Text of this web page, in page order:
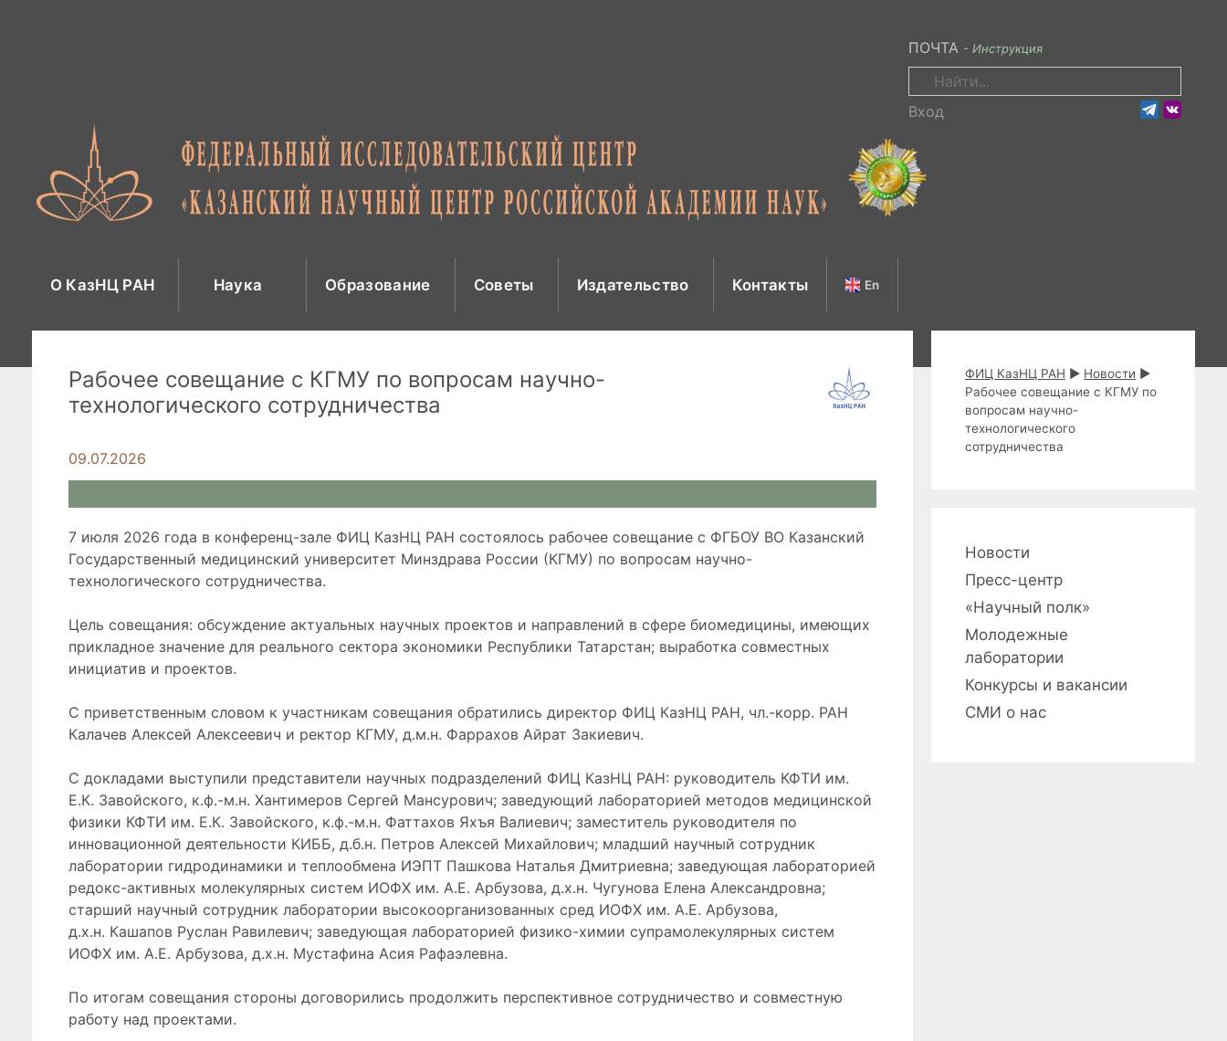
ПОЧТА - Инструкция
Поиск:
Вход
О КазНЦ РАН Наука Образование Советы Издательство Контакты En
Рабочее совещание с КГМУ по вопросам научно-
технологического сотрудничества
09.07.2026
7 июля 2026 года в конференц-зале ФИЦ КазНЦ РАН состоялось рабочее совещание с ФГБОУ ВО Казанский
Государственный медицинский университет Минздрава России (КГМУ) по вопросам научно-
технологического сотрудничества.
Цель совещания: обсуждение актуальных научных проектов и направлений в сфере биомедицины, имеющих
прикладное значение для реального сектора экономики Республики Татарстан; выработка совместных
инициатив и проектов.
С приветственным словом к участникам совещания обратились директор ФИЦ КазНЦ РАН, чл.-корр. РАН
Калачев Алексей Алексеевич и ректор КГМУ, д.м.н. Фаррахов Айрат Закиевич.
С докладами выступили представители научных подразделений ФИЦ КазНЦ РАН: руководитель КФТИ им.
Е.К. Завойского, к.ф.-м.н. Хантимеров Сергей Мансурович; заведующий лабораторией методов медицинской
физики КФТИ им. Е.К. Завойского, к.ф.-м.н. Фаттахов Яхъя Валиевич; заместитель руководителя по
инновационной деятельности КИББ, д.б.н. Петров Алексей Михайлович; младший научный сотрудник
лаборатории гидродинамики и теплообмена ИЭПТ Пашкова Наталья Дмитриевна; заведующая лабораторией
редокс-активных молекулярных систем ИОФХ им. А.Е. Арбузова, д.х.н. Чугунова Елена Александровна;
старший научный сотрудник лаборатории высокоорганизованных сред ИОФХ им. А.Е. Арбузова,
д.х.н. Кашапов Руслан Равилевич; заведующая лабораторией физико-химии супрамолекулярных систем
ИОФХ им. А.Е. Арбузова, д.х.н. Мустафина Асия Рафаэлевна.
По итогам совещания стороны договорились продолжить перспективное сотрудничество и совместную
работу над проектами.
ФИЦ КазНЦ РАН ► Новости ►
Рабочее совещание с КГМУ по
вопросам научно-
технологического
сотрудничества
Новости
Пресс-центр
«Научный полк»
Молодежные
лаборатории
Конкурсы и вакансии
СМИ о нас